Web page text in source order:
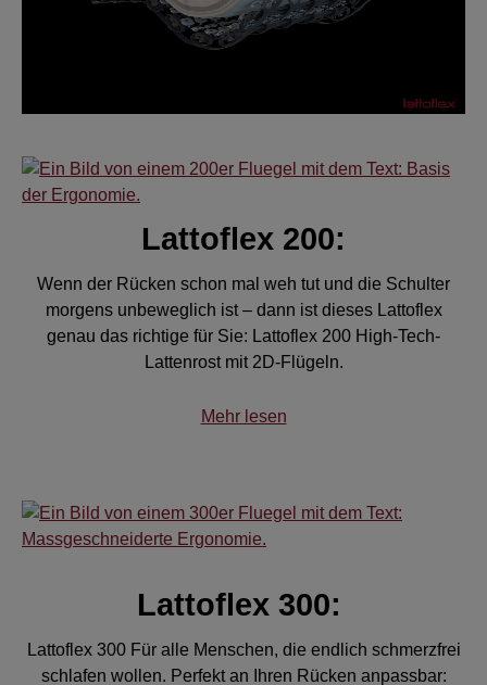
Lattoflex 200:
Wenn der Rücken schon mal weh tut und die Schulter
morgens unbeweglich ist – dann ist dieses Lattoflex
genau das richtige für Sie: Lattoflex 200 High-Tech-
Lattenrost mit 2D-Flügeln.
Mehr lesen
Lattoflex 300:
Lattoflex 300 Für alle Menschen, die endlich schmerzfrei
schlafen wollen. Perfekt an Ihren Rücken anpassbar: